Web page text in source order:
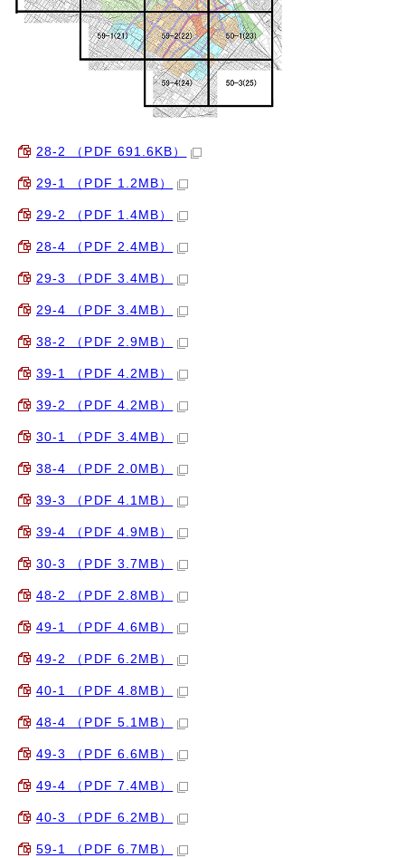
28-2 （PDF 691.6KB）
29-1 （PDF 1.2MB）
29-2 （PDF 1.4MB）
28-4 （PDF 2.4MB）
29-3 （PDF 3.4MB）
29-4 （PDF 3.4MB）
38-2 （PDF 2.9MB）
39-1 （PDF 4.2MB）
39-2 （PDF 4.2MB）
30-1 （PDF 3.4MB）
38-4 （PDF 2.0MB）
39-3 （PDF 4.1MB）
39-4 （PDF 4.9MB）
30-3 （PDF 3.7MB）
48-2 （PDF 2.8MB）
49-1 （PDF 4.6MB）
49-2 （PDF 6.2MB）
40-1 （PDF 4.8MB）
48-4 （PDF 5.1MB）
49-3 （PDF 6.6MB）
49-4 （PDF 7.4MB）
40-3 （PDF 6.2MB）
59-1 （PDF 6.7MB）